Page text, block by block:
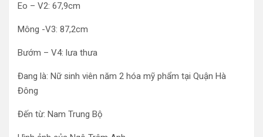
Eo – V2: 67,9cm
Mông -V3: 87,2cm
Bướm – V4: lưa thưa
Đang là: Nữ sinh viên năm 2 hóa mỹ phẩm tại Quận Hà
Đông
Đến từ: Nam Trung Bộ